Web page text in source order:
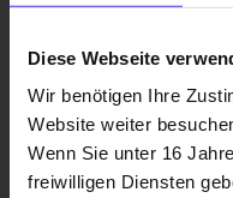
Diese Webseite
Wir benötigen Ihre
Website weiter
Wenn Sie unter 16
freiwilligen Diensten
Tel.: 05194-
E-Mail:
Website: http://